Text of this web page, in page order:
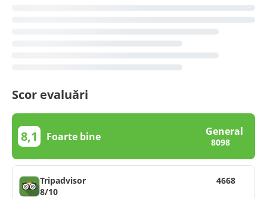
Scor evaluări
8,1 Foarte bine General
8098
Tripadvisor
8/10
4668